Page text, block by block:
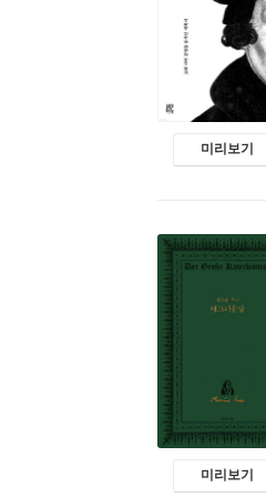
미리보기
미리보기